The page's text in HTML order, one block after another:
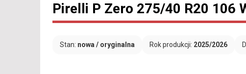
Pirelli P Zero 275/40 R20 106
Stan: nowa / oryginalna Rok produkcji: 2025/2026